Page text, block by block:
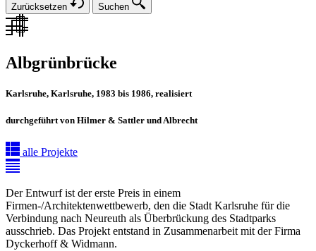
Zurücksetzen Suchen
Albgrünbrücke
Karlsruhe, Karlsruhe, 1983 bis 1986, realisiert
durchgeführt von Hilmer & Sattler und Albrecht
alle Projekte
Der Entwurf ist der erste Preis in einem
Firmen-/Architektenwettbewerb, den die Stadt Karlsruhe für die
Verbindung nach Neureuth als Überbrückung des Stadtparks
ausschrieb. Das Projekt entstand in Zusammenarbeit mit der Firma
Dyckerhoff & Widmann.